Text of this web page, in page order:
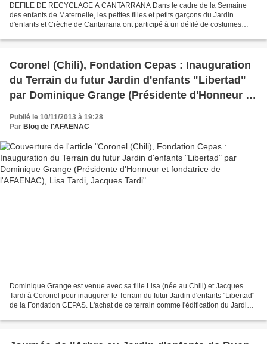
DEFILE DE RECYCLAGE A CANTARRANA Dans le cadre de la Semaine
des enfants de Maternelle, les petites filles et petits garçons du Jardin
d'enfants et Crèche de Cantarrana ont participé à un défilé de costumes
Coronel (Chili), Fondation Cepas : Inauguration
du Terrain du futur Jardin d'enfants "Libertad"
par Dominique Grange (Présidente d'Honneur et
Tardi
Publié le 10/11/2013 à 19:28
Par Blog de l'AFAENAC
Dominique Grange est venue avec sa fille Lisa (née au Chili) et Jacques
Tardi à Coronel pour inaugurer le Terrain du futur Jardin d'enfants "Libertad"
de la Fondation CEPAS. L'achat de ce terrain comme l'édification du Jardin